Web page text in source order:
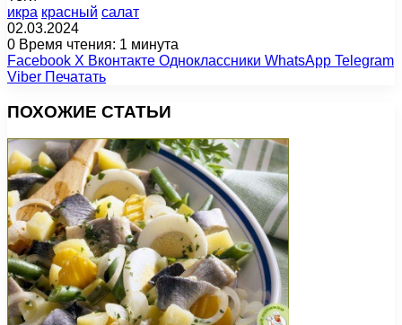
икра красный салат
02.03.2024
0 Время чтения: 1 минута
Facebook X Вконтакте Одноклассники WhatsApp Telegram
Viber Печатать
ПОХОЖИЕ СТАТЬИ